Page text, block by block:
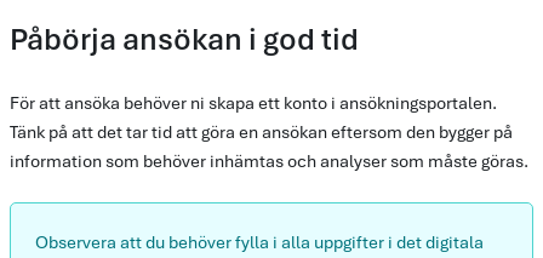
Påbörja ansökan i god tid
För att ansöka behöver ni skapa ett konto i ansökningsportalen.
Tänk på att det tar tid att göra en ansökan eftersom den bygger på
information som behöver inhämtas och analyser som måste göras.
Observera att du behöver fylla i alla uppgifter i det digitala